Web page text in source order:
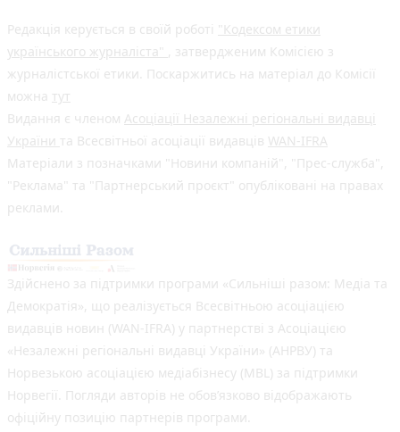
Редакція керується в своїй роботі "Кодексом етики
українського журналіста" , затвердженим Комісією з
журналістської етики. Поскаржитись на матеріал до Комісії
можна тут
Видання є членом Асоціації Незалежні регіональні видавці
України та Всесвітньої асоціації видавців WAN-IFRA
Матеріали з позначками "Новини компаній", "Прес-служба",
"Реклама" та "Партнерський проєкт" опубліковані на правах
реклами.
Здійснено за підтримки програми «Сильніші разом: Медіа та
Демократія», що реалізується Всесвітньою асоціацією
видавців новин (WAN-IFRA) у партнерстві з Асоціацією
«Незалежні регіональні видавці України» (АНРВУ) та
Норвезькою асоціацією медіабізнесу (MBL) за підтримки
Норвегії. Погляди авторів не обов’язково відображають
офіційну позицію партнерів програми.